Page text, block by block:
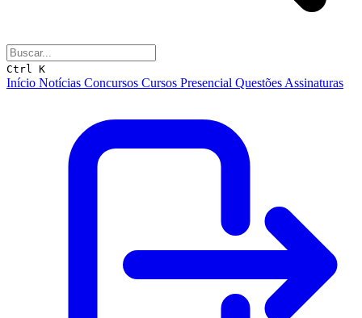
Ctrl K
Início Notícias Concursos Cursos Presencial Questões Assinaturas